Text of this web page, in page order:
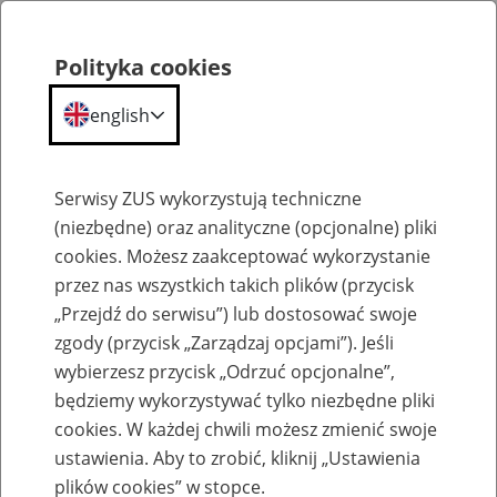
Szkolenia
Zaproś ZUS do siebie: Aktywni 50+
Polityka cookies
english
Serwisy ZUS wykorzystują techniczne
(niezbędne) oraz analityczne (opcjonalne) pliki
cookies. Możesz zaakceptować wykorzystanie
przez nas wszystkich takich plików (przycisk
„Przejdź do serwisu”) lub dostosować swoje
zgody (przycisk „Zarządzaj opcjami”). Jeśli
wybierzesz przycisk „Odrzuć opcjonalne”,
będziemy wykorzystywać tylko niezbędne pliki
cookies. W każdej chwili możesz zmienić swoje
ustawienia. Aby to zrobić, kliknij „Ustawienia
plików cookies” w stopce.